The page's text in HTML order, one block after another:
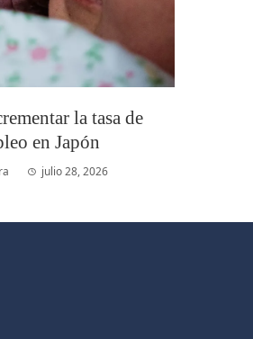
la tasa de
en Japón
julio 28, 2026